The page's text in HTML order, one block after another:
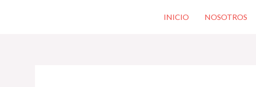
INICIO NOSOTROS